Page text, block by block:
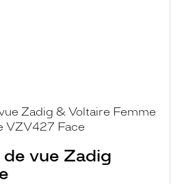
vue Zadig